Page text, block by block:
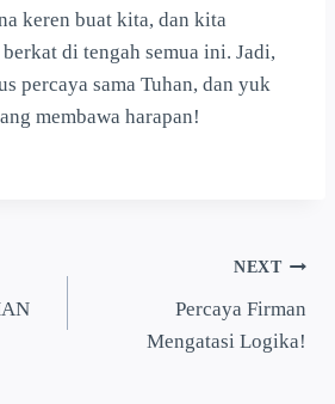
keren buat kita, dan kita
di tengah semua ini. Jadi,
percaya sama Tuhan, dan yuk
membawa harapan!
NEXT
Percaya Firman
Mengatasi Logika!